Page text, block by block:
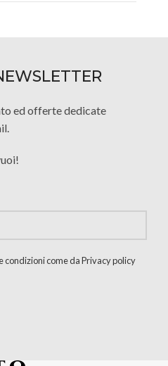
ed offerte dedicate
condizioni come da Privacy policy